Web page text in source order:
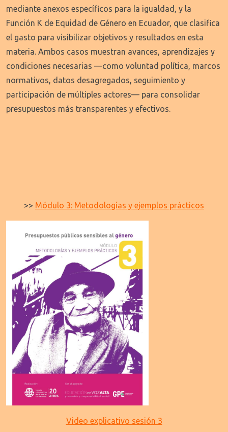
mediante anexos específicos para la igualdad, y la
Función K de Equidad de Género en Ecuador, que clasifica
el gasto para visibilizar objetivos y resultados en esta
materia. Ambos casos muestran avances, aprendizajes y
condiciones necesarias —como voluntad política, marcos
normativos, datos desagregados, seguimiento y
participación de múltiples actores— para consolidar
presupuestos más transparentes y efectivos.
>> Módulo 3: Metodologías y ejemplos prácticos
Video explicativo sesión 3